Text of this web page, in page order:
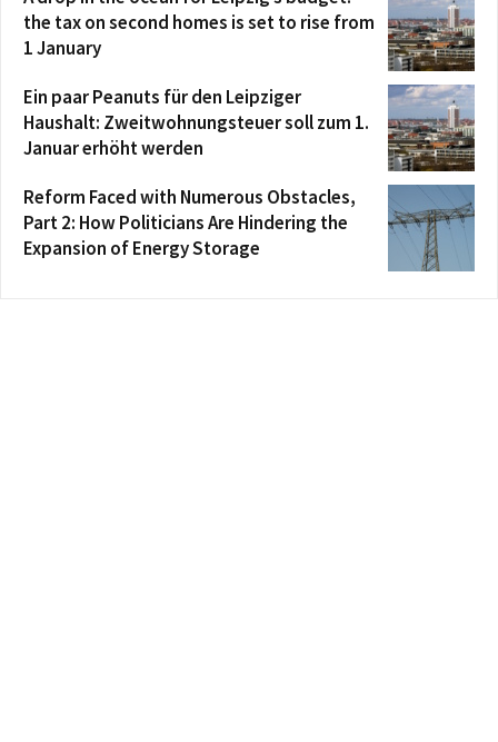
the tax on second homes is set to rise from
1 January
Ein paar Peanuts für den Leipziger
Haushalt: Zweitwohnungsteuer soll zum 1.
Januar erhöht werden
Reform Faced with Numerous Obstacles,
Part 2: How Politicians Are Hindering the
Expansion of Energy Storage